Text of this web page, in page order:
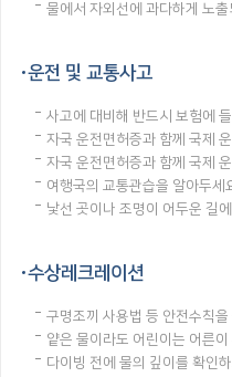
물에서 자외선에 과다하게 노출
운전 및 교통사고
사고에 대비해 반드시 보험에
자국 운전면허증과 함께 국제
자국 운전면허증과 함께 국제
여행국의 교통관습을 알아두세
낯선 곳이나 조명이 어두운 길
수상레크레이션
구명조끼 사용법 등 안전수칙을
얕은 물이라도 어린이는 어른이
다이빙 전에 물의 깊이를 확인